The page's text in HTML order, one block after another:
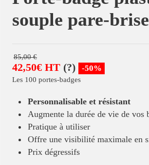
souple pare-brise
85,00 €
42,50€ HT (?) -50%
Les 100 portes-badges
Personnalisable et résistant
Augmente la durée de vie de vos
Pratique à utiliser
Offre une visibilité maximale en
Prix dégressifs